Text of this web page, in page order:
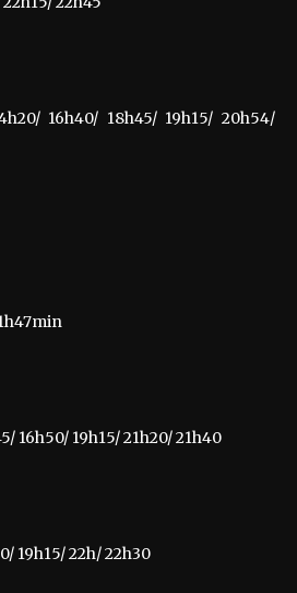
16h40/ 18h45/ 19h15/ 20h54/
16h50/ 19h15/ 21h20/ 21h40
19h15/ 22h/ 22h30